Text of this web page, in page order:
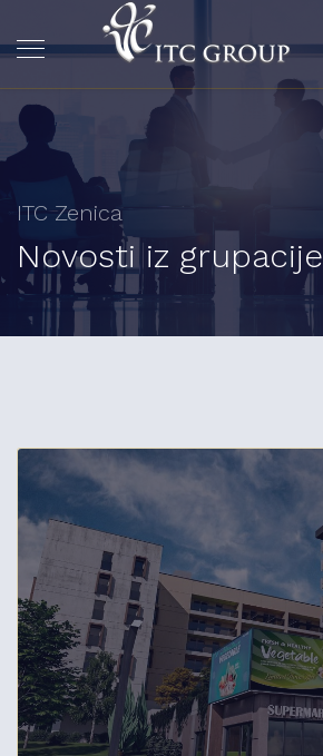
ITC Zenica
Novosti iz grupacije